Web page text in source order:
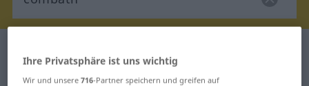
Französisch-Deutsch Übersetzung
Ihre Privatsphäre ist uns wichtig
Wir und unsere716-Partner speichern und greifen auf